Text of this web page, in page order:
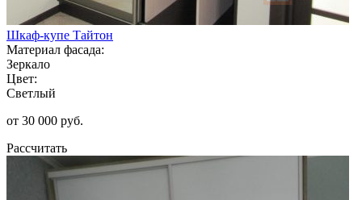
Шкаф-купе Тайтон
Материал фасада:
Зеркало
Цвет:
Светлый
от 30 000 руб.
Рассчитать